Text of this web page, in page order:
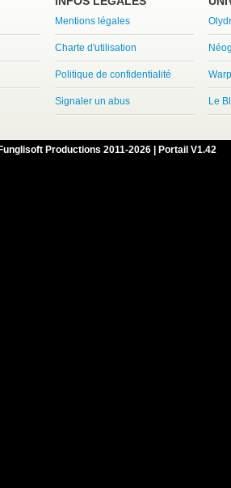
Mentions légales
Charte d'utilisation
Politique de confidentialité
Signaler un abus Le
Productions 2011-2026 | Portail V1.42